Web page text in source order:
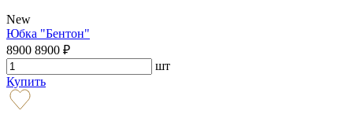
New
Юбка "Бентон"
8900 8900 ₽
шт
Купить